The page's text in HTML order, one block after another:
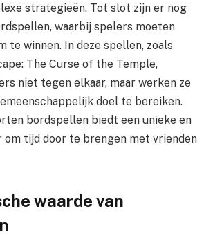
strategieën. Tot slot zijn er nog
waarbij spelers moeten
te winnen. In deze spellen, zoals
The Curse of the Temple,
niet tegen elkaar, maar werken ze
doel te bereiken.
bordspellen biedt een unieke en
om tijd door te brengen met vrienden
waarde van